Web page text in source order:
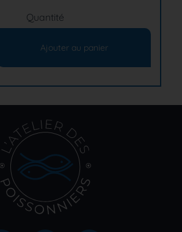
Quantité
Ajouter au panier